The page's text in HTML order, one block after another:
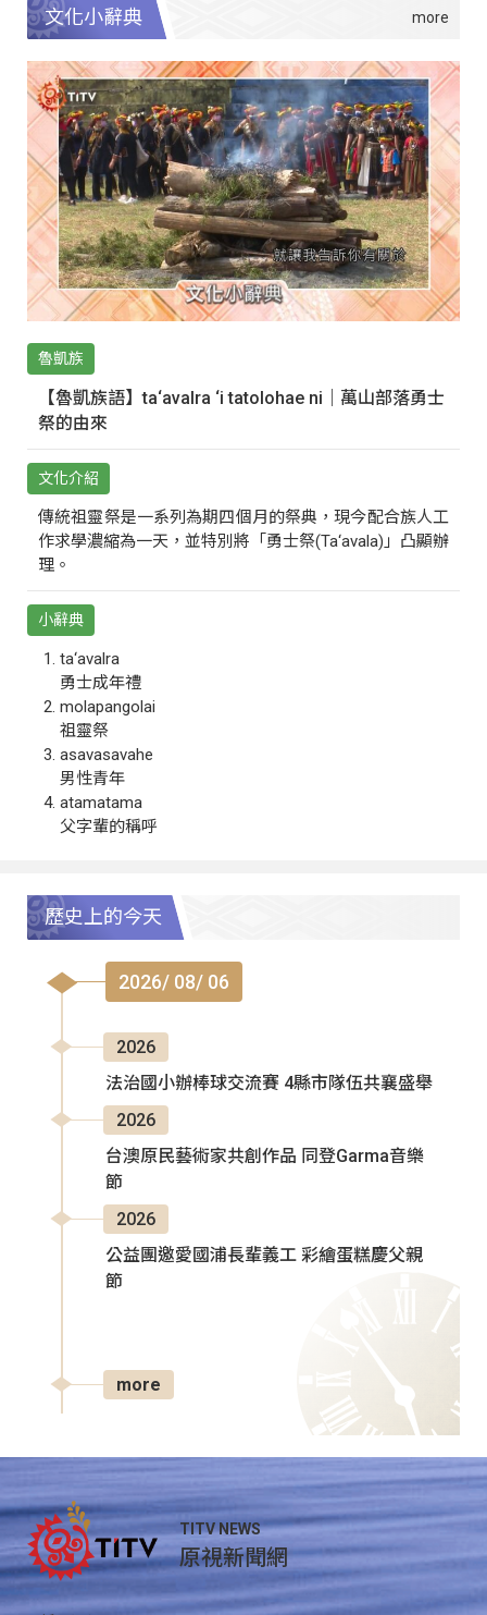
文化小辭典
魯凱族
【魯凱族語】ta‘avalra ‘i tatolohae ni｜萬山部落勇士
祭的由來
文化介紹
傳統祖靈祭是一系列為期四個月的祭典，現今配合族人工
作求學濃縮為一天，並特別將「勇士祭(Ta‘avala)」凸顯辦
理。
小辭典
ta‘avalra
勇士成年禮
molapangolai
祖靈祭
asavasavahe
男性青年
atamatama
父字輩的稱呼
歷史上的今天
2026/ 08/ 06
2026
法治國小辦棒球交流賽 4縣市隊伍共襄盛舉
2026
台澳原民藝術家共創作品 同登Garma音樂
節
2026
公益團邀愛國浦長輩義工 彩繪蛋糕慶父親
節
more
TITV NEWS
原視新聞網